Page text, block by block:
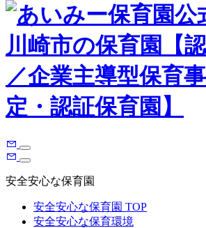
安全安心な保育園
安全安心な保育園 TOP
安全安心な保育環境